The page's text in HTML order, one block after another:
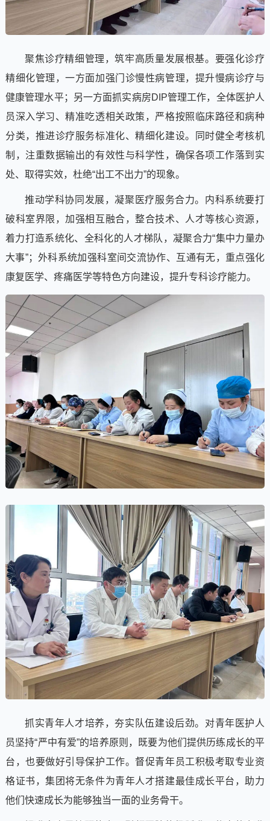
聚焦诊疗精细管理，筑牢高质量发展根基。要强化诊疗
精细化管理，一方面加强门诊慢性病管理，提升慢病诊疗与
健康管理水平；另一方面抓实病房DIP管理工作，全体医护人
员深入学习、精准吃透相关政策，严格按照临床路径和病种
分类，推进诊疗服务标准化、精细化建设。同时健全考核机
制，注重数据输出的有效性与科学性，确保各项工作落到实
处、取得实效，杜绝“出工不出力”的现象。
推动学科协同发展，凝聚医疗服务合力。内科系统要打
破科室界限，加强相互融合，整合技术、人才等核心资源，
着力打造系统化、全科化的人才梯队，凝聚合力“集中力量办
大事”；外科系统加强科室间交流协作、互通有无，重点强化
康复医学、疼痛医学等特色方向建设，提升专科诊疗能力。
抓实青年人才培养，夯实队伍建设后劲。对青年医护人
员坚持“严中有爱”的培养原则，既要为他们提供历练成长的平
台，也要做好引导保护工作。督促青年员工积极考取专业资
格证书，集团将无条件为青年人才搭建最佳成长平台，助力
他们快速成长为能够独当一面的业务骨干。